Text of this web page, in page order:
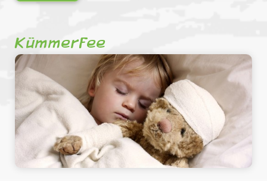
Kümmerfee